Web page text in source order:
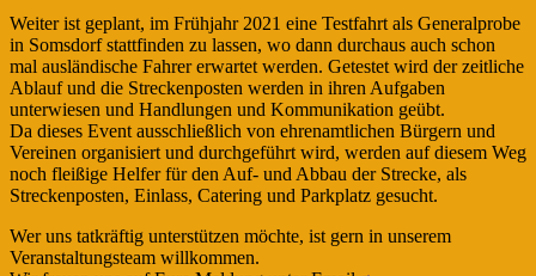
Weiter ist geplant, im Frühjahr 2021 eine Testfahrt als Generalprobe
in Somsdorf stattfinden zu lassen, wo dann durchaus auch schon
mal ausländische Fahrer erwartet werden. Getestet wird der zeitliche
Ablauf und die Streckenposten werden in ihren Aufgaben
unterwiesen und Handlungen und Kommunikation geübt.
Da dieses Event ausschließlich von ehrenamtlichen Bürgern und
Vereinen organisiert und durchgeführt wird, werden auf diesem Weg
noch fleißige Helfer für den Auf- und Abbau der Strecke, als
Streckenposten, Einlass, Catering und Parkplatz gesucht.
Wer uns tatkräftig unterstützen möchte, ist gern in unserem
Veranstaltungsteam willkommen.